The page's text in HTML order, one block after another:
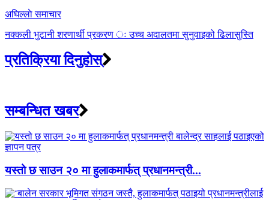
अघिल्लाे समाचार
नक्कली भुटानी शरणार्थी प्रकरण ः उच्च अदालतमा सुनुवाइको ढिलासुस्ति
प्रतिक्रिया दिनुहोस्
सम्बन्धित खबर
यस्तो छ साउन २० मा हुलाकमार्फत् प्रधानमन्त्री...